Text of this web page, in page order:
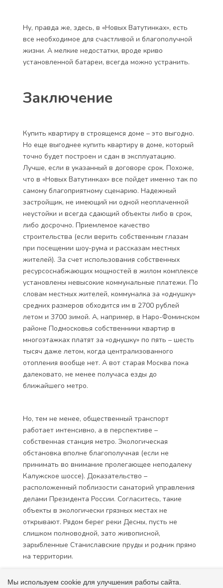
Ну, правда же, здесь, в «Новых Ватутинках», есть
все необходимое для счастливой и благополучной
жизни. А мелкие недостатки, вроде криво
установленной батареи, всегда можно устранить.
Заключение
Купить квартиру в строящемся доме – это выгодно.
Но еще выгоднее купить квартиру в доме, который
точно будет построен и сдан в эксплуатацию.
Лучше, если в указанный в договоре срок. Похоже,
что в «Новых Ватутинках» все пойдет именно так по
самому благоприятному сценарию. Надежный
застройщик, не имеющий ни одной неоплаченной
неустойки и всегда сдающий объекты либо в срок,
либо досрочно. Приемлемое качество
строительства (если верить собственным глазам
при посещении шоу-рума и рассказам местных
жителей). За счет использования собственных
ресурсоснабжающих мощностей в жилом комплексе
установлены невысокие коммунальные платежи. По
словам местных жителей, коммуналка за «однушку»
средних размеров обходится им в 2700 рублей
летом и 3700 зимой. А, например, в Наро-Фоминском
районе Подмосковья собственники квартир в
многоэтажках платят за «однушку» по пять – шесть
тысяч даже летом, когда централизованного
отопления вообще нет. А вот старая Москва пока
далековато, не менее получаса езды до
ближайшего метро.
Но, тем не менее, общественный транспорт
работает интенсивно, а в перспективе –
собственная станция метро. Экологическая
обстановка вполне благополучная (если не
принимать во внимание пролегающее неподалеку
Калужское шоссе). Доказательство –
расположенный поблизости санаторий управления
делами Президента России. Согласитесь, такие
объекты в экологически грязных местах не
открывают. Рядом берег реки Десны, пусть не
слишком полноводной, зато живописной,
зарыбленные Станиславские пруды и родник прямо
на территории.
Мы используем cookie для улучшения работы сайта.